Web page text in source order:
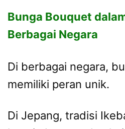
Bunga Bouquet
Berbagai Negara
Di berbagai negara,
memiliki peran unik.
Di Jepang, tradisi